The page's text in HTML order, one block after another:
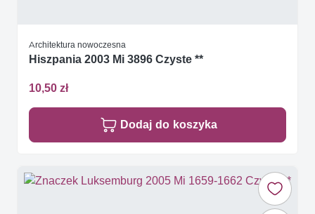
Architektura nowoczesna
Hiszpania 2003 Mi 3896 Czyste **
10,50 zł
Dodaj do koszyka